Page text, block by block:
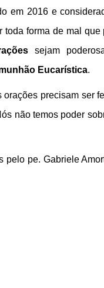
em 2016 e
toda forma de mal
sejam
Eucarística.
orações precisam ser
não temos poder
pelo pe. Gabriele